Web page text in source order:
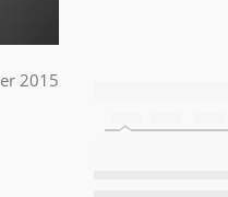
2015